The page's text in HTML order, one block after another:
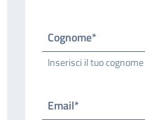
Cognome*
Inserisci il tuo cognome
Email*